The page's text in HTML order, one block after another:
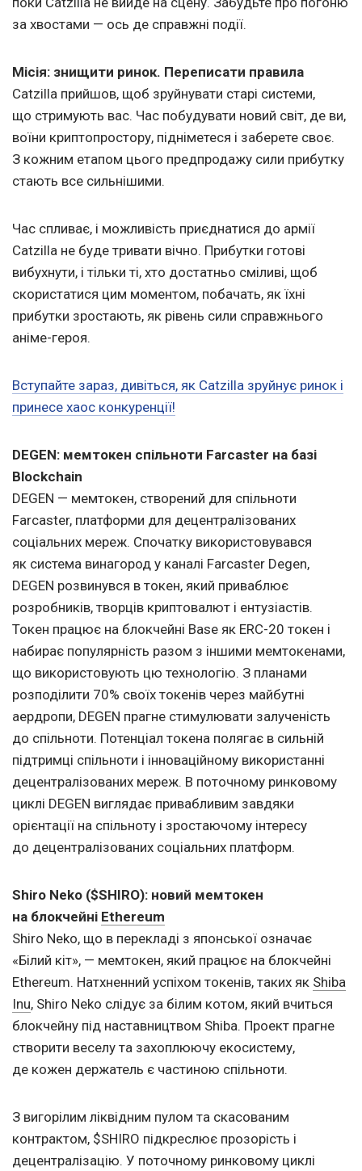
за хвостами — ось де справжні події.
Місія: знищити ринок. Переписати правила
Catzilla прийшов, щоб зруйнувати старі системи,
що стримують вас. Час побудувати новий світ, де ви,
воїни криптопростору, підніметеся і заберете своє.
З кожним етапом цього предпродажу сили прибутку
стають все сильнішими.
Час спливає, і можливість приєднатися до армії
Catzilla не буде тривати вічно. Прибутки готові
вибухнути, і тільки ті, хто достатньо сміливі, щоб
скористатися цим моментом, побачать, як їхні
прибутки зростають, як рівень сили справжнього
аніме-героя.
Вступайте зараз, дивіться, як Catzilla зруйнує ринок і
принесе хаос конкуренції!
DEGEN: мемтокен спільноти Farcaster на базі
Blockchain
DEGEN — мемтокен, створений для спільноти
Farcaster, платформи для децентралізованих
соціальних мереж. Спочатку використовувався
як система винагород у каналі Farcaster Degen,
DEGEN розвинувся в токен, який приваблює
розробників, творців криптовалют і ентузіастів.
Токен працює на блокчейні Base як ERC-20 токен і
набирає популярність разом з іншими мемтокенами,
що використовують цю технологію. З планами
розподілити 70% своїх токенів через майбутні
аердропи, DEGEN прагне стимулювати залученість
до спільноти. Потенціал токена полягає в сильній
підтримці спільноти і інноваційному використанні
децентралізованих мереж. В поточному ринковому
циклі DEGEN виглядає привабливим завдяки
орієнтації на спільноту і зростаючому інтересу
до децентралізованих соціальних платформ.
Shiro Neko ($SHIRO): новий мемтокен
на блокчейні Ethereum
Shiro Neko, що в перекладі з японської означає
«Білий кіт», — мемтокен, який працює на блокчейні
Ethereum. Натхненний успіхом токенів, таких як Shiba
Inu, Shiro Neko слідує за білим котом, який вчиться
блокчейну під наставництвом Shiba. Проект прагне
створити веселу та захоплюючу екосистему,
де кожен держатель є частиною спільноти.
З вигорілим ліквідним пулом та скасованим
контрактом, $SHIRO підкреслює прозорість і
децентралізацію. У поточному ринковому циклі